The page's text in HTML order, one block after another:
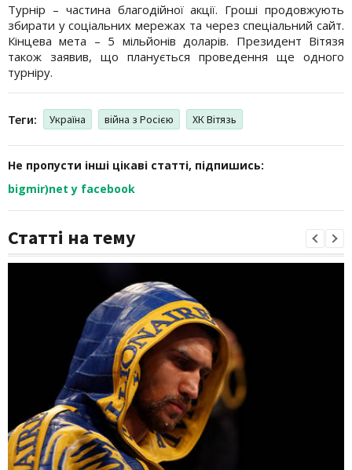
Турнір – частина благодійної акції. Гроші продовжують
збирати у соціальних мережах та через спеціальний сайт.
Кінцева мета – 5 мільйонів доларів. Президент Вітязя
також заявив, що планується проведення ще одного
турніру.
Теги: Україна війна з Росією ХК Вітязь
Не пропусти інші цікаві статті, підпишись:
bigmir)net у facebook
Статті на тему